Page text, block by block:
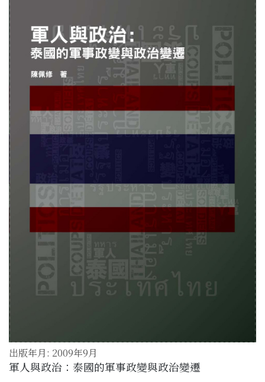
出版年月: 2009年9月
軍人與政治：泰國的軍事政變與政治變遷